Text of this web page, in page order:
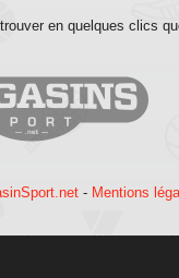
en quelques clics
- Mentions